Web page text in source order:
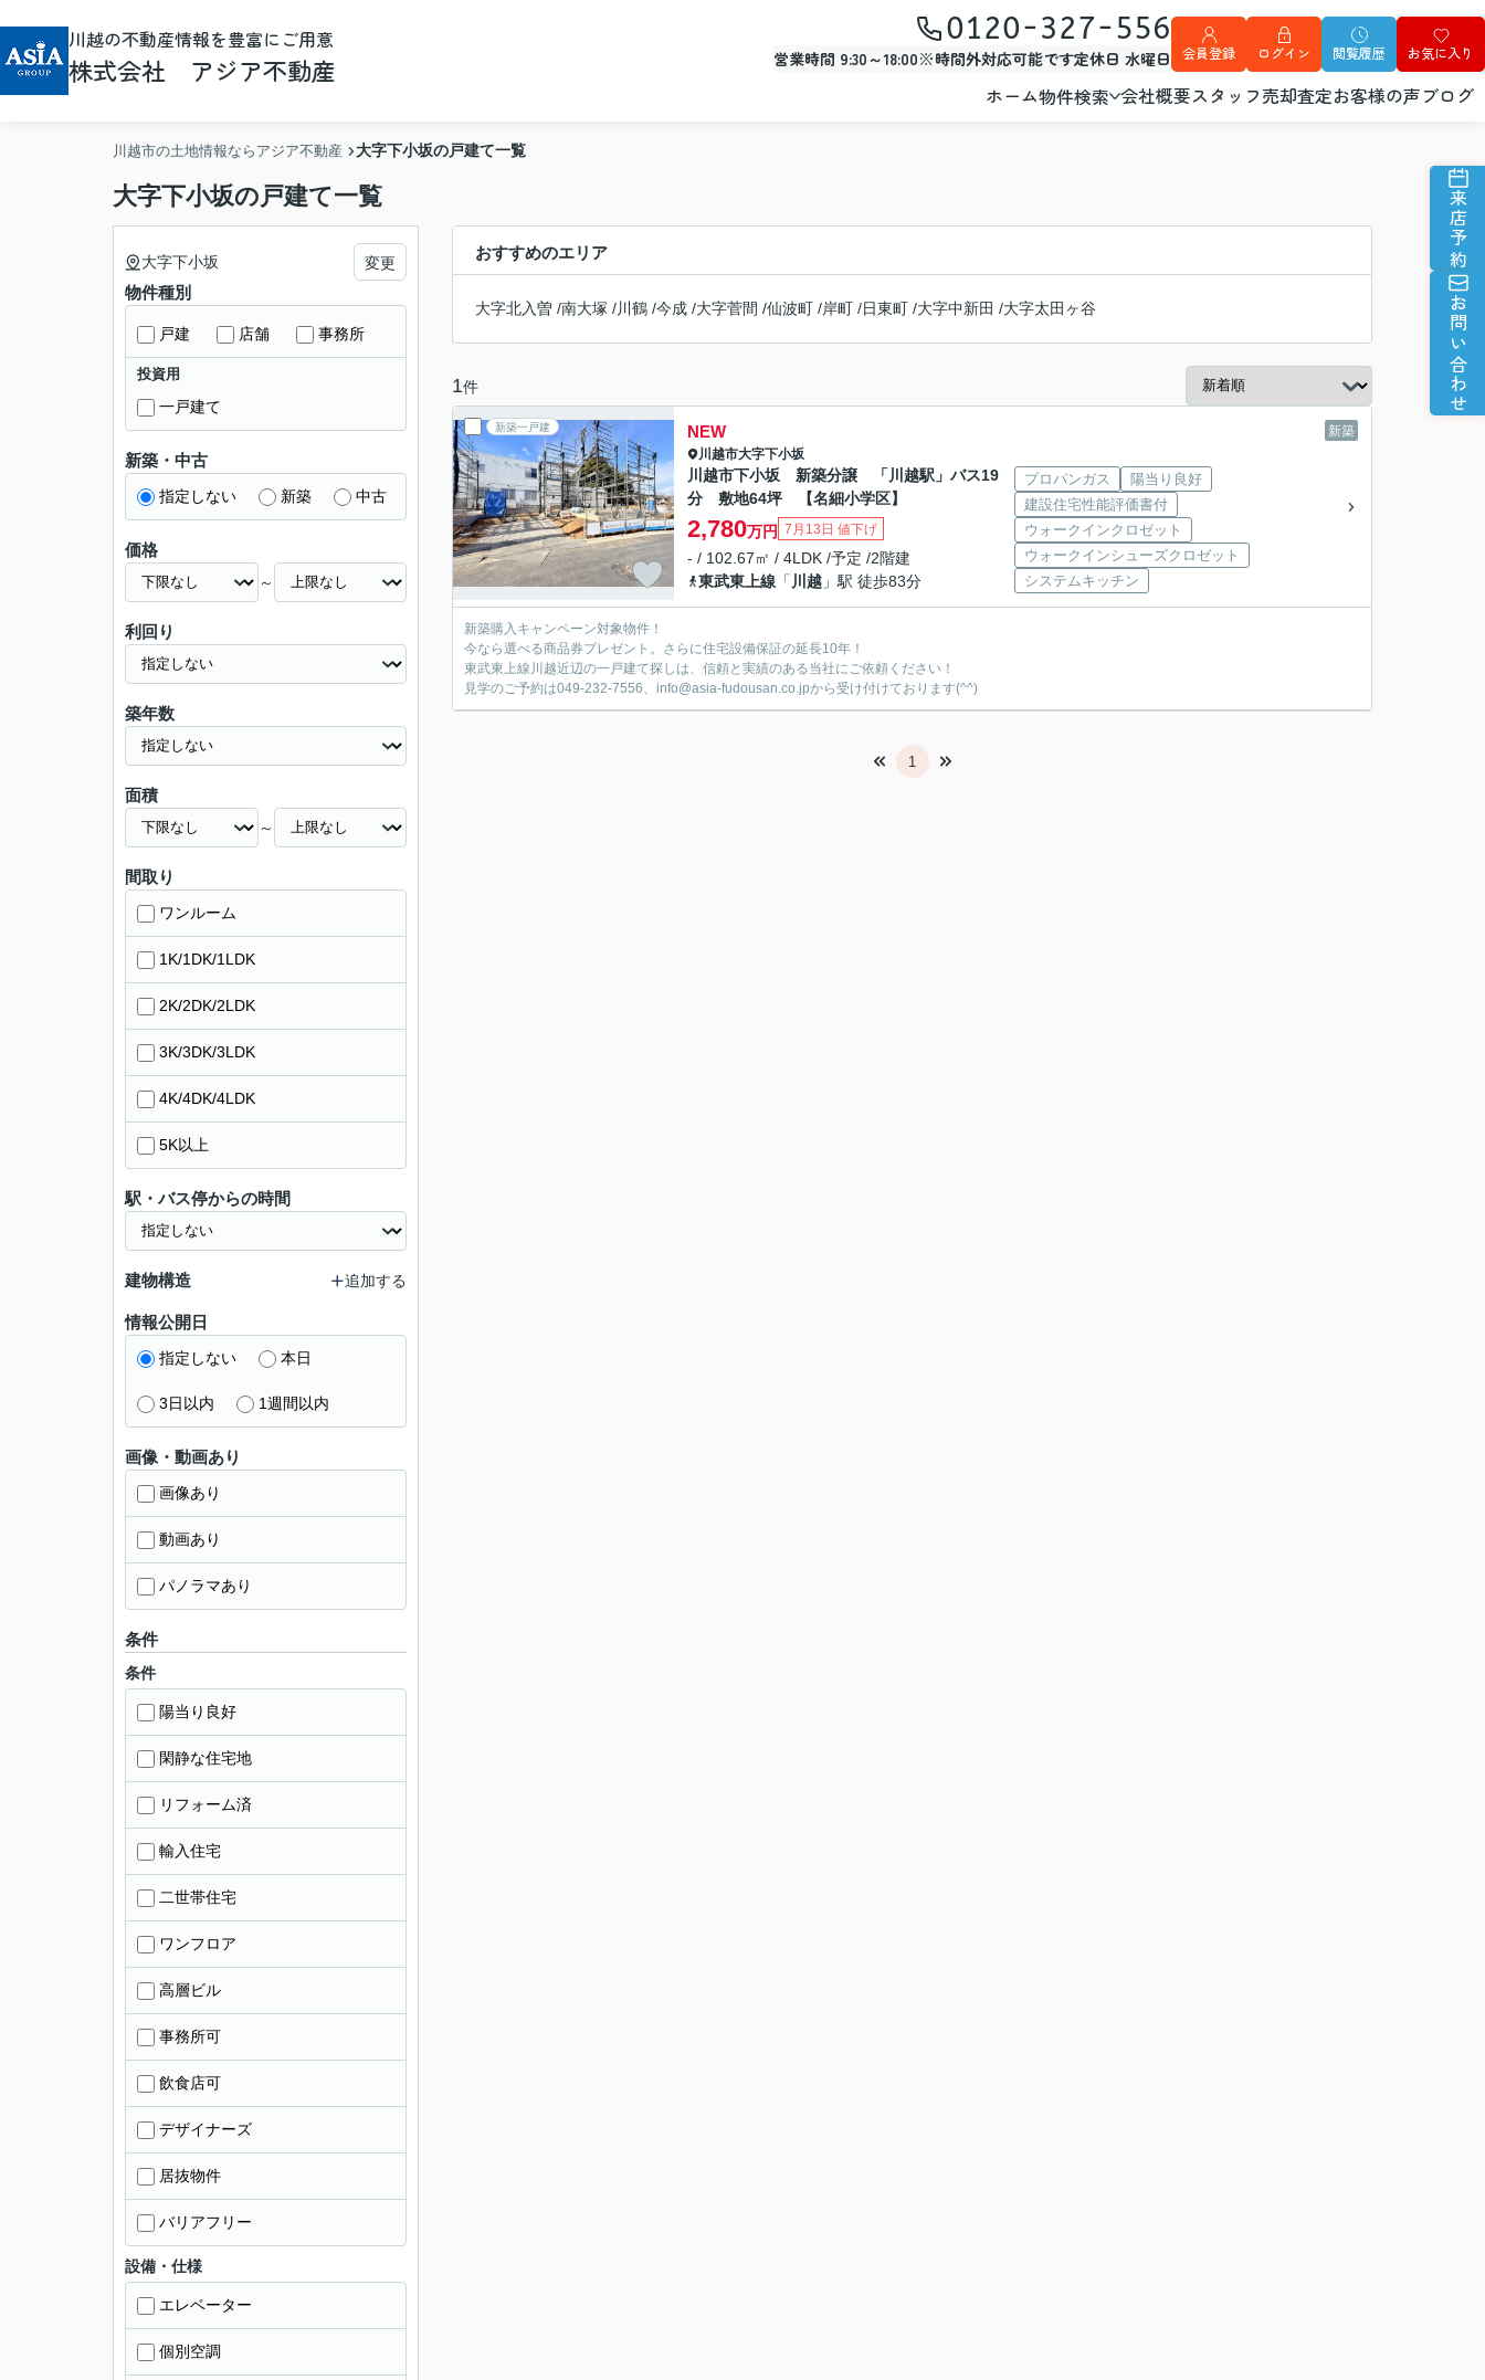
川越の不動産情報を豊富にご用意
株式会社 アジア不動産
0120-327-556
営業時間 9:30～18:00※時間外対応可能です定休日 水曜日 会員登録 ログイン 閲覧履歴 お気に入り
ホーム物件検索 会社概要スタッフ売却査定お客様の声ブログ
来店予約
お問い合わせ
川越市の土地情報ならアジア不動産 大字下小坂の戸建て一覧
大字下小坂の戸建て一覧
おすすめのエリア
大字北入曽 /南大塚 /川鶴 /今成 /大字菅間 /仙波町 /岸町 /日東町 /大字中新田 /大字太田ヶ谷
1件
新築一戸建 新築
NEW
川越市大字下小坂
川越市下小坂 新築分譲 「川越駅」バス19
分 敷地64坪 【名細小学区】
2,780万円 7月13日 値下げ
- / 102.67㎡ / 4LDK /予定 /2階建
東武東上線 「 川越 」駅 徒歩83分
プロパンガス
陽当り良好
建設住宅性能評価書付
ウォークインクロゼット
ウォークインシューズクロゼット
システムキッチン
新築購入キャンペーン対象物件！
今なら選べる商品券プレゼント。さらに住宅設備保証の延長10年！
東武東上線川越近辺の一戸建て探しは、信頼と実績のある当社にご依頼ください！
見学のご予約は049-232-7556、info@asia-fudousan.co.jpから受け付けております(^^)
1
大字下小坂 変更
物件種別
戸建 店舗 事務所
投資用
一戸建て
新築・中古
指定しない 新築 中古
価格
～
利回り
築年数
面積
～
間取り
ワンルーム
1K/1DK/1LDK
2K/2DK/2LDK
3K/3DK/3LDK
4K/4DK/4LDK
5K以上
駅・バス停からの時間
建物構造 追加する
情報公開日
指定しない 本日
3日以内 1週間以内
画像・動画あり
画像あり
動画あり
パノラマあり
条件
条件
陽当り良好
閑静な住宅地
リフォーム済
輸入住宅
二世帯住宅
ワンフロア
高層ビル
事務所可
飲食店可
デザイナーズ
居抜物件
バリアフリー
設備・仕様
エレベーター
個別空調